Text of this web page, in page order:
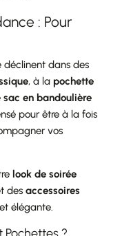
: Pour
déclinent dans des
, à la pochette
sac en bandoulière
pour être à la fois
vos
look de soirée
des accessoires
élégante.